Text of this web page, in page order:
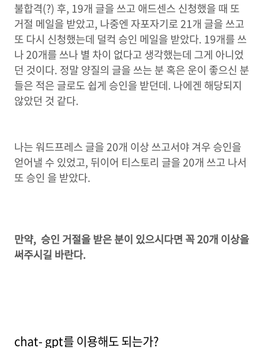
불합격(?) 후, 19개 글을 쓰고 애드센스 신청했을 때 또
거절 메일을 받았고, 나중엔 자포자기로 21개 글을 쓰고
또 다시 신청했는데 덜컥 승인 메일을 받았다. 19개를 쓰
나 20개를 쓰나 별 차이 없다고 생각했는데 그게 아니었
던 것이다. 정말 양질의 글을 쓰는 분 혹은 운이 좋으신 분
들은 적은 글로도 쉽게 승인을 받던데. 나에겐 해당되지
않았던 것 같다.
나는 워드프레스 글을 20개 이상 쓰고서야 겨우 승인을
얻어낼 수 있었고, 뒤이어 티스토리 글을 20개 쓰고 나서
또 승인 을 받았다.
만약, 승인 거절을 받은 분이 있으시다면 꼭 20개 이상을
써주시길 바란다.
chat- gpt를 이용해도 되는가?